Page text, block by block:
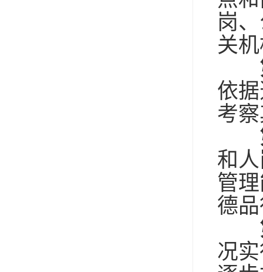
岗
关
依
考
和
管
德
况